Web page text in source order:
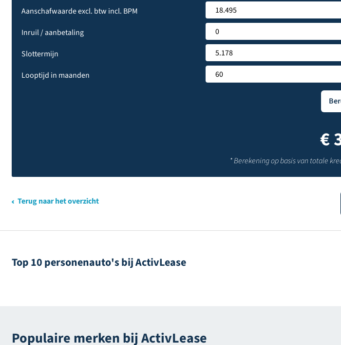
Aanschafwaarde excl. btw incl. BPM
Inruil / aanbetaling
Slottermijn
Looptijd in maanden
€
* Berekening op basis van totale
Terug naar het overzicht
Top 10 personenauto's bij ActivLease
Populaire merken bij ActivLease